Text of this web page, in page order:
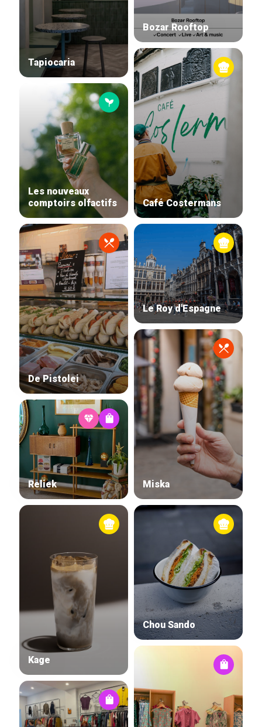
Accueil
Bonnes adresses
Quartiers
Blog
Tops 10
Artisans
A propos
Tapiocaria
Bozar Rooftop
Café Costermans
Les nouveaux
comptoirs olfactifs
De Pistolei
Le Roy d'Espagne
Miska
Reliek
Kage
Chou Sando